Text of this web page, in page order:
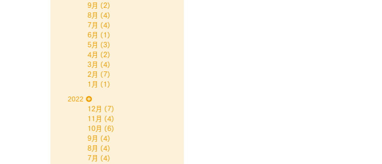
9月
(2)
8月
(4)
7月
(4)
6月
(1)
5月
(3)
4月
(2)
3月
(4)
2月
(7)
1月
(1)
2022
12月
(7)
11月
(4)
10月
(6)
9月
(4)
8月
(4)
7月
(4)